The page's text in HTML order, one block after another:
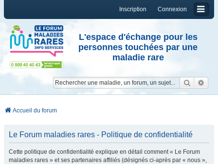
Connexion
Inscription
L'espace d'échange pour les
personnes touchées par une
maladie rare
Accueil du forum
Le Forum maladies rares - Politique de confidentialité
Cette politique de confidentialité explique en détail comment « Le Forum
maladies rares » et ses partenaires affiliés (désignés ci-après par « nous »,